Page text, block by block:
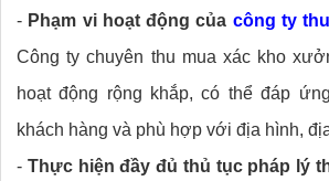
- Phạm vi hoạt động của công ty
Công ty chuyên thu mua xác kho
hoạt động rộng khắp, có thể đáp
khách hàng và phù hợp với địa hình,
- Thực hiện đầy đủ thủ tục pháp lý